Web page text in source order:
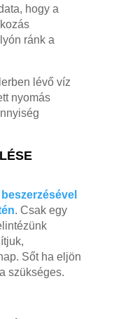
hogy a
ránk a
lévő víz
nyomás
. Csak egy
Sőt ha eljön
szükséges.